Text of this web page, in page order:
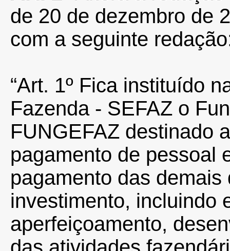
de 20 de dezembro de
com a seguinte
“Art. 1º Fica instituído
Fazenda - SEFAZ o
FUNGEFAZ destinado
pagamento de pessoal
pagamento das
investimento, incluindo
aperfeiçoamento,